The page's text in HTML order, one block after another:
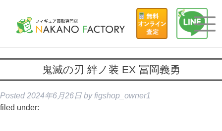
鬼滅の刃 絆ノ装 EX 冨岡義勇
Posted 2024年6月26日 by figshop_owner1
filed under: